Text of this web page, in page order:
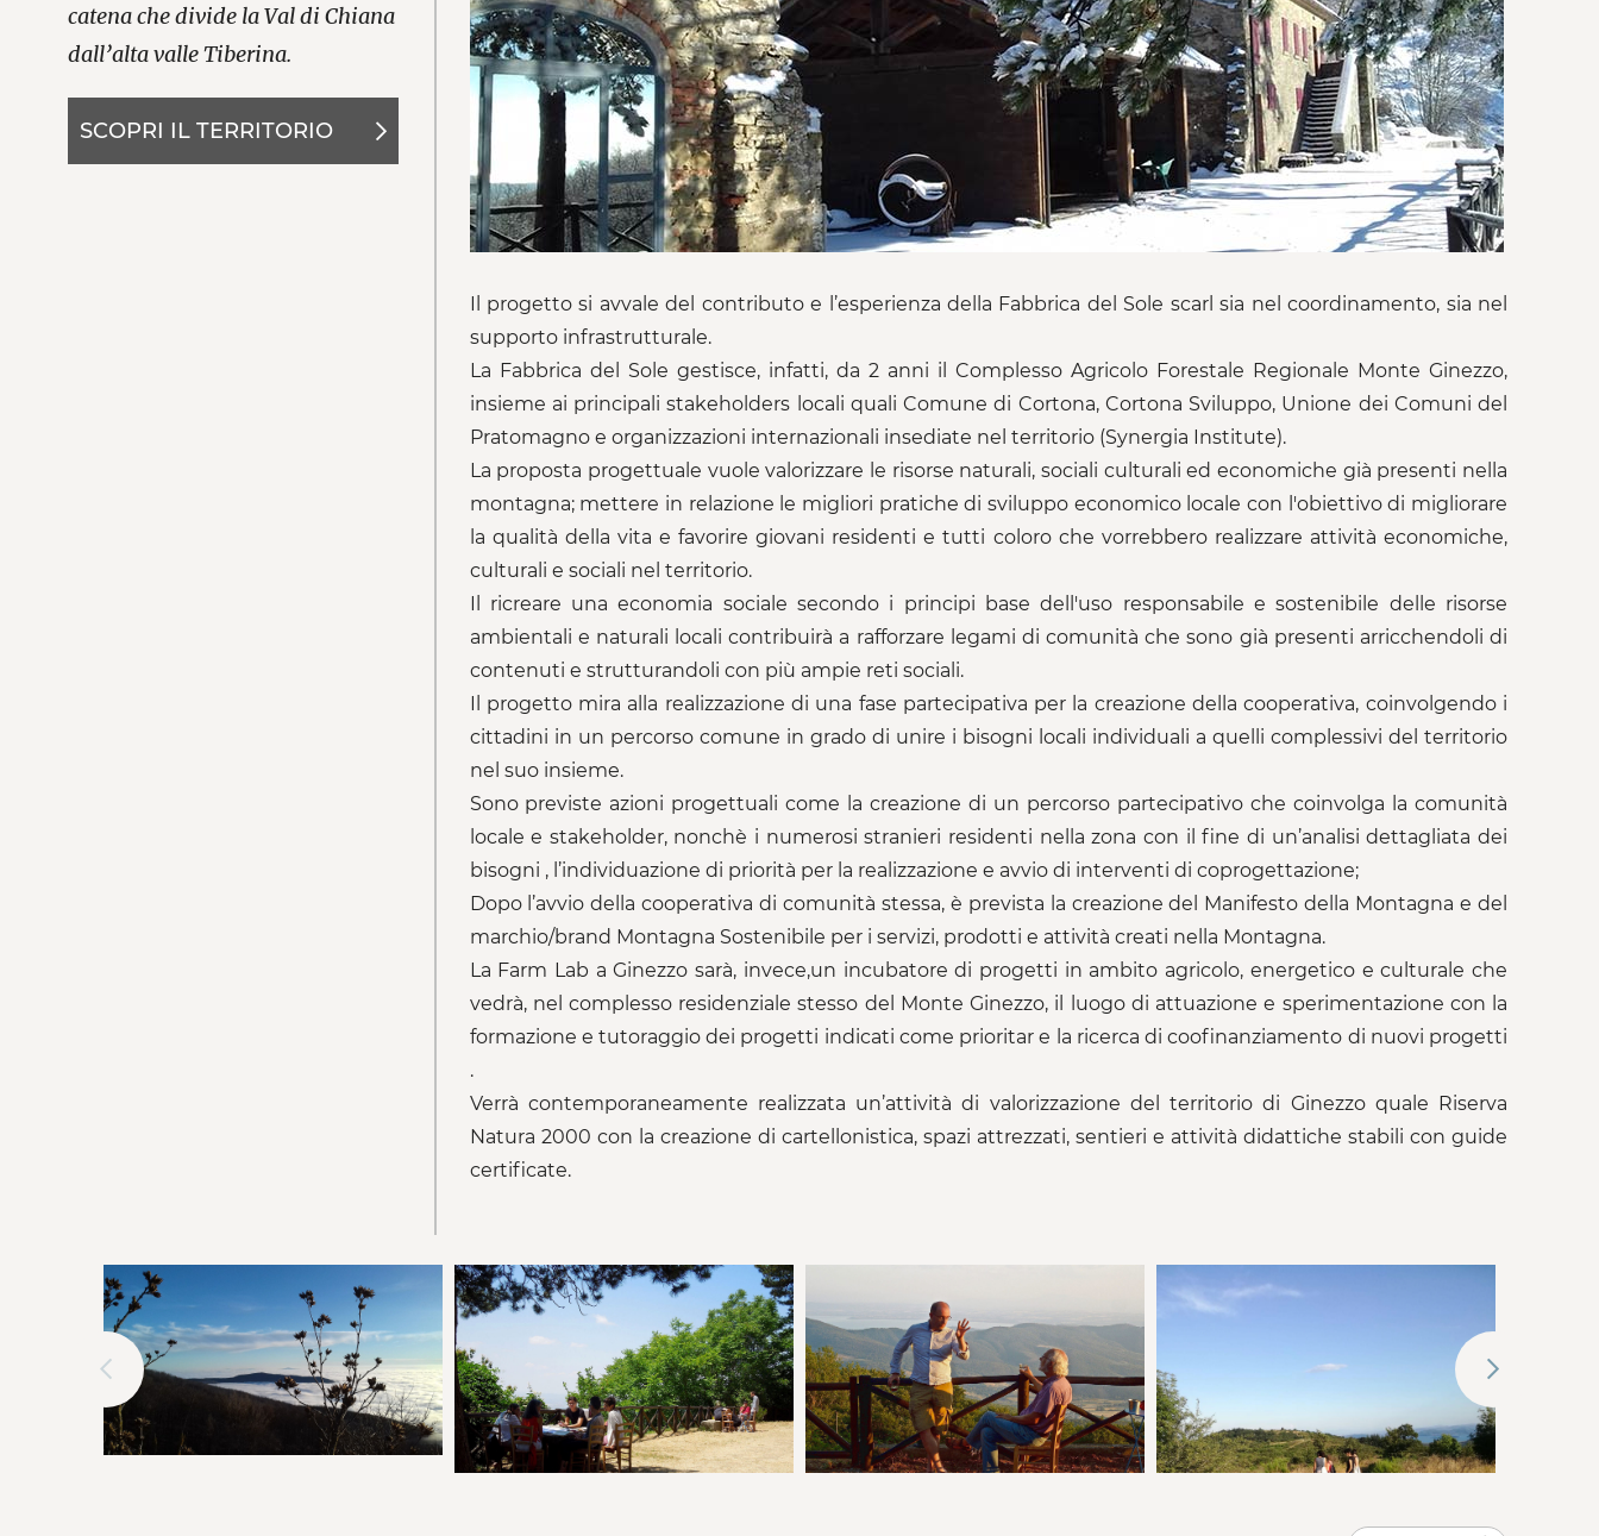
catena che divide la Val di Chiana
dall’alta valle Tiberina.
SCOPRI IL TERRITORIO
Il progetto si avvale del contributo e l’esperienza della Fabbrica del Sole scarl sia nel coordinamento, sia nel
supporto infrastrutturale.
La Fabbrica del Sole gestisce, infatti, da 2 anni il Complesso Agricolo Forestale Regionale Monte Ginezzo,
insieme ai principali stakeholders locali quali Comune di Cortona, Cortona Sviluppo, Unione dei Comuni del
Pratomagno e organizzazioni internazionali insediate nel territorio (Synergia Institute).
La proposta progettuale vuole valorizzare le risorse naturali, sociali culturali ed economiche già presenti nella
montagna; mettere in relazione le migliori pratiche di sviluppo economico locale con l'obiettivo di migliorare
la qualità della vita e favorire giovani residenti e tutti coloro che vorrebbero realizzare attività economiche,
culturali e sociali nel territorio.
Il ricreare una economia sociale secondo i principi base dell'uso responsabile e sostenibile delle risorse
ambientali e naturali locali contribuirà a rafforzare legami di comunità che sono già presenti arricchendoli di
contenuti e strutturandoli con più ampie reti sociali.
Il progetto mira alla realizzazione di una fase partecipativa per la creazione della cooperativa, coinvolgendo i
cittadini in un percorso comune in grado di unire i bisogni locali individuali a quelli complessivi del territorio
nel suo insieme.
Sono previste azioni progettuali come la creazione di un percorso partecipativo che coinvolga la comunità
locale e stakeholder, nonchè i numerosi stranieri residenti nella zona con il fine di un’analisi dettagliata dei
bisogni , l’individuazione di priorità per la realizzazione e avvio di interventi di coprogettazione;
Dopo l’avvio della cooperativa di comunità stessa, è prevista la creazione del Manifesto della Montagna e del
marchio/brand Montagna Sostenibile per i servizi, prodotti e attività creati nella Montagna.
La Farm Lab a Ginezzo sarà, invece,un incubatore di progetti in ambito agricolo, energetico e culturale che
vedrà, nel complesso residenziale stesso del Monte Ginezzo, il luogo di attuazione e sperimentazione con la
formazione e tutoraggio dei progetti indicati come prioritar e la ricerca di coofinanziamento di nuovi progetti
.
Verrà contemporaneamente realizzata un’attività di valorizzazione del territorio di Ginezzo quale Riserva
Natura 2000 con la creazione di cartellonistica, spazi attrezzati, sentieri e attività didattiche stabili con guide
certificate.